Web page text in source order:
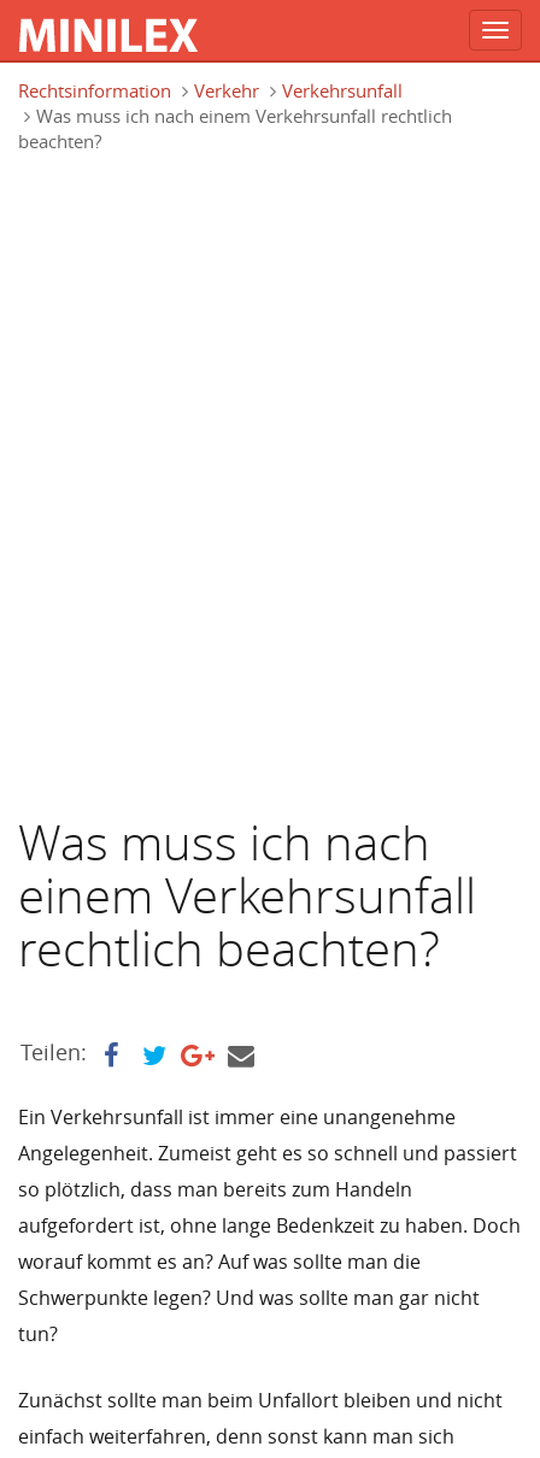
Rechtsinformation
Verkehr
Verkehrsunfall
Was muss ich nach einem Verkehrsunfall rechtlich
beachten?
Was muss ich nach
einem Verkehrsunfall
rechtlich beachten?
Teilen:
Ein Verkehrsunfall ist immer eine unangenehme
Angelegenheit. Zumeist geht es so schnell und passiert
so plötzlich, dass man bereits zum Handeln
aufgefordert ist, ohne lange Bedenkzeit zu haben. Doch
worauf kommt es an? Auf was sollte man die
Schwerpunkte legen? Und was sollte man gar nicht
tun?
Zunächst sollte man beim Unfallort bleiben und nicht
einfach weiterfahren, denn sonst kann man sich